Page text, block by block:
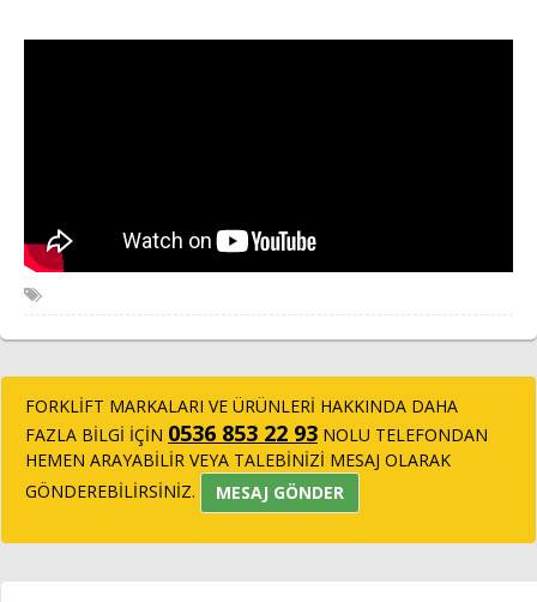
FORKLİFT MARKALARI VE ÜRÜNLERİ HAKKINDA DAHA
FAZLA BİLGİ İÇİN 0536 853 22 93 NOLU TELEFONDAN
HEMEN ARAYABİLİR VEYA TALEBİNİZİ MESAJ OLARAK
GÖNDEREBİLİRSİNİZ.
MESAJ GÖNDER